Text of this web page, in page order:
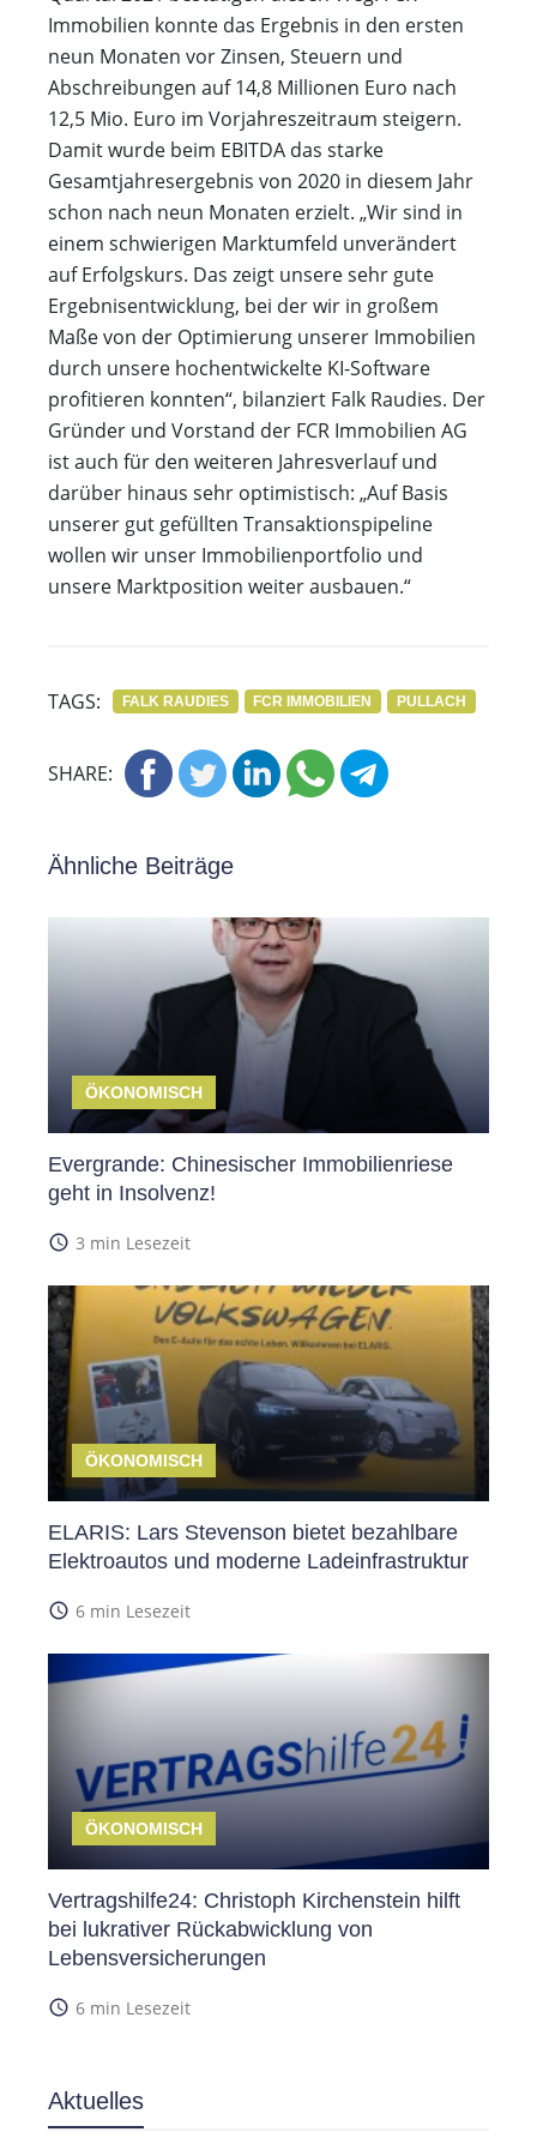
Immobilien konnte das Ergebnis in den ersten
neun Monaten vor Zinsen, Steuern und
Abschreibungen auf 14,8 Millionen Euro nach
12,5 Mio. Euro im Vorjahreszeitraum steigern.
Damit wurde beim EBITDA das starke
Gesamtjahresergebnis von 2020 in diesem Jahr
schon nach neun Monaten erzielt. „Wir sind in
einem schwierigen Marktumfeld unverändert
auf Erfolgskurs. Das zeigt unsere sehr gute
Ergebnisentwicklung, bei der wir in großem
Maße von der Optimierung unserer Immobilien
durch unsere hochentwickelte KI-Software
profitieren konnten“, bilanziert Falk Raudies. Der
Gründer und Vorstand der FCR Immobilien AG
ist auch für den weiteren Jahresverlauf und
darüber hinaus sehr optimistisch: „Auf Basis
unserer gut gefüllten Transaktionspipeline
wollen wir unser Immobilienportfolio und
unsere Marktposition weiter ausbauen.“
TAGS: FALK RAUDIES FCR IMMOBILIEN PULLACH
SHARE:
Ähnliche Beiträge
ÖKONOMISCH
Evergrande: Chinesischer Immobilienriese
geht in Insolvenz!
access_time 3 min Lesezeit
ÖKONOMISCH
ELARIS: Lars Stevenson bietet bezahlbare
Elektroautos und moderne Ladeinfrastruktur
access_time 6 min Lesezeit
ÖKONOMISCH
Vertragshilfe24: Christoph Kirchenstein hilft
bei lukrativer Rückabwicklung von
Lebensversicherungen
access_time 6 min Lesezeit
Aktuelles